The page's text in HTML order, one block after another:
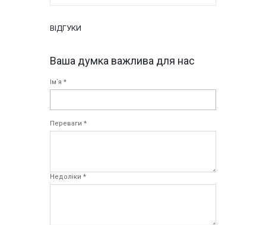
ВІДГУКИ
Ваша думка важлива для нас
Ім`я *
Переваги *
Недоліки *